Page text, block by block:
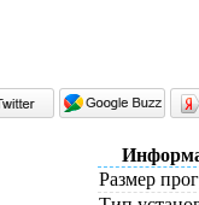
Размер